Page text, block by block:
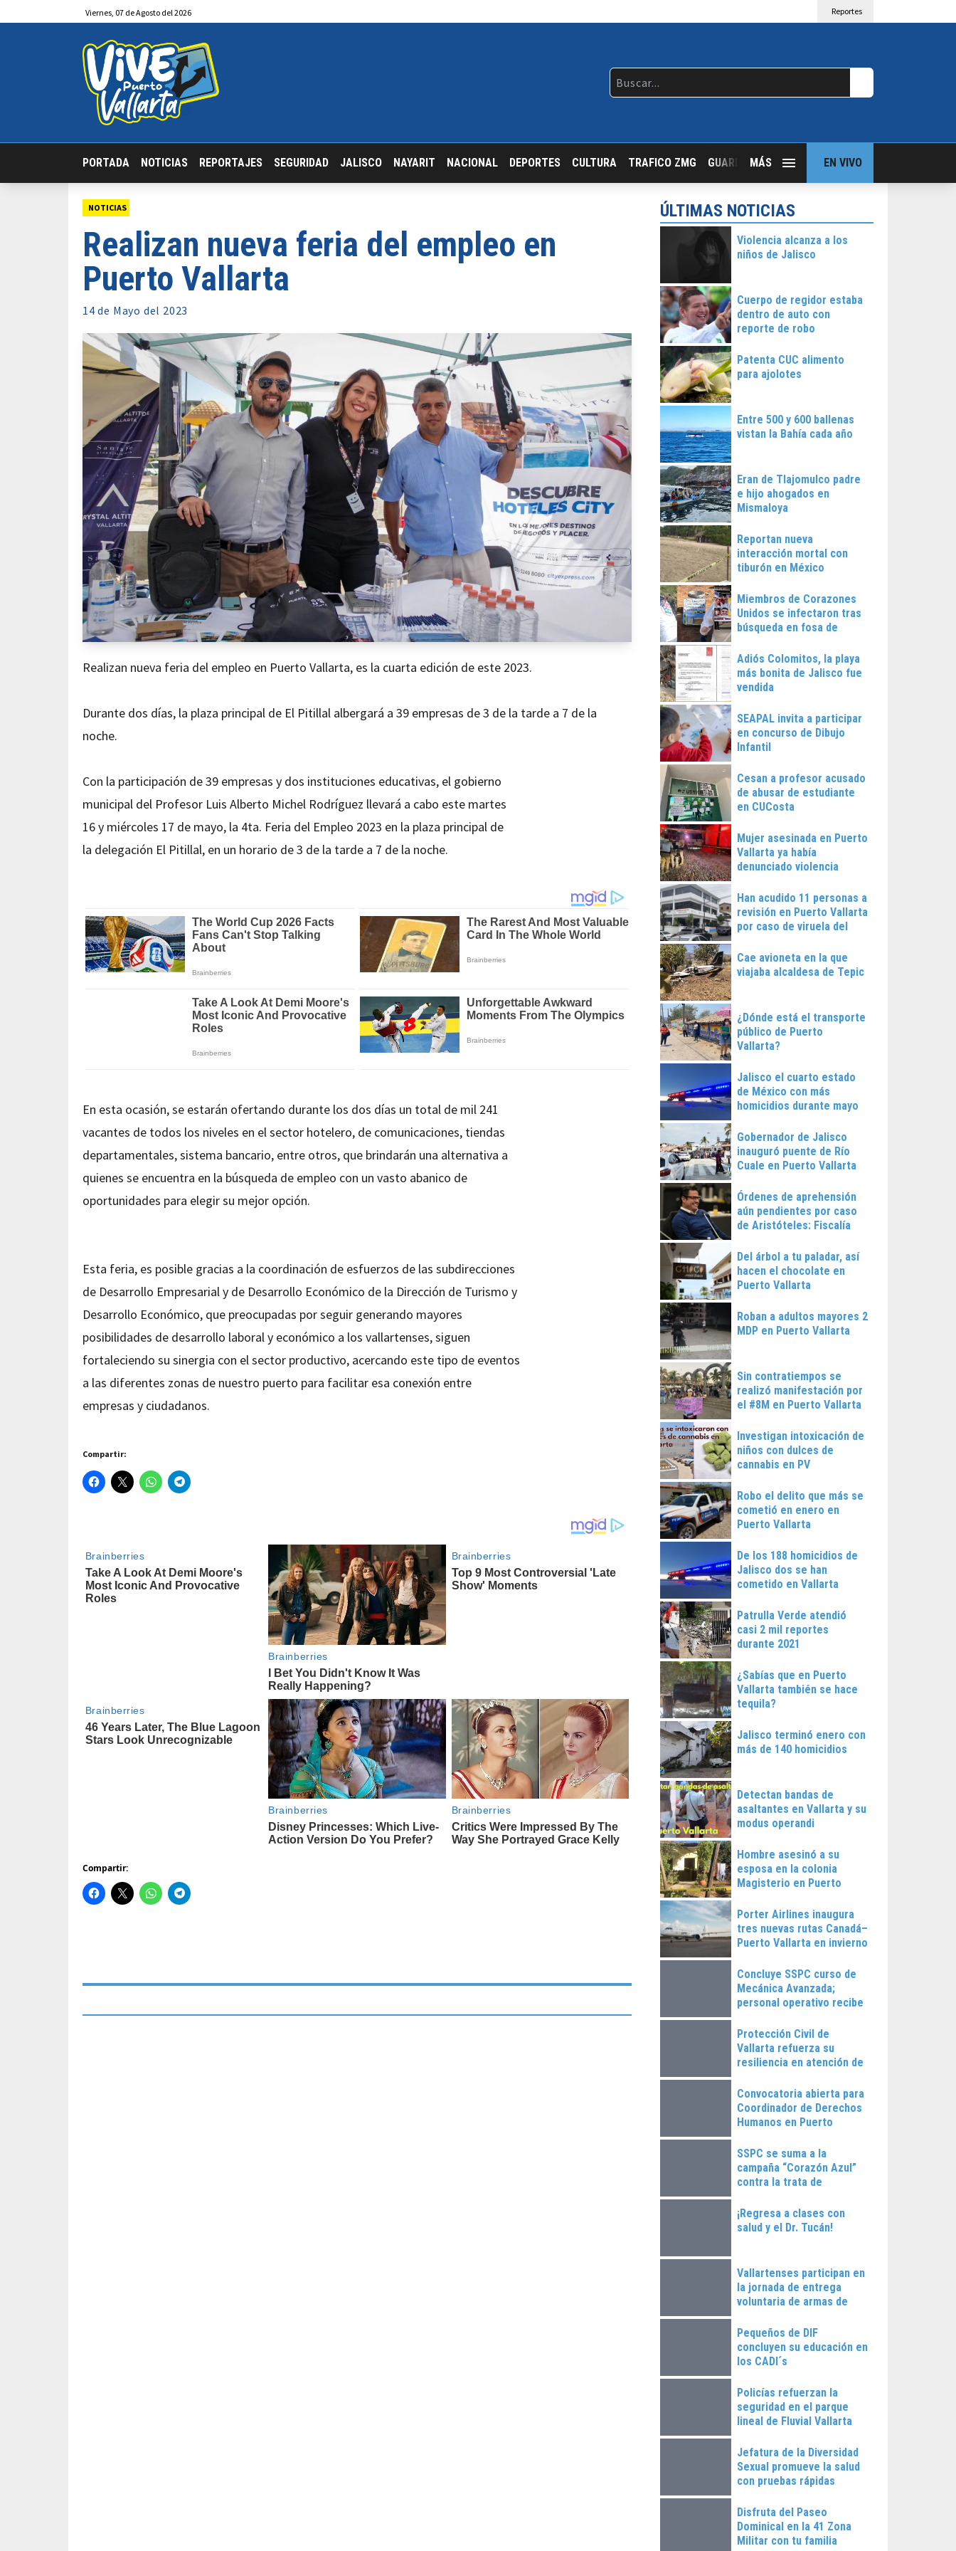
Viernes, 07 deAgosto del 2026 Reportes
PORTADA NOTICIAS REPORTAJES SEGURIDAD JALISCO NAYARIT NACIONAL DEPORTES CULTURA TRAFICO ZMG GUARDIA NOCTURNA GUADALAJARA FOLLOW
MÁS EN VIVO
NOTICIAS
Realizan nueva feria del empleo en
Puerto Vallarta
14 de Mayo del 2023
Realizan nueva feria del empleo en Puerto Vallarta, es la cuarta edición de este 2023.
Durante dos días, la plaza principal de El Pitillal albergará a 39 empresas de 3 de la tarde a 7 de la
noche.
Con la participación de 39 empresas y dos instituciones educativas, el gobierno
municipal del Profesor Luis Alberto Michel Rodríguez llevará a cabo este martes
16 y miércoles 17 de mayo, la 4ta. Feria del Empleo 2023 en la plaza principal de
la delegación El Pitillal, en un horario de 3 de la tarde a 7 de la noche.
En esta ocasión, se estarán ofertando durante los dos días un total de mil 241
vacantes de todos los niveles en el sector hotelero, de comunicaciones, tiendas
departamentales, sistema bancario, entre otros, que brindarán una alternativa a
quienes se encuentra en la búsqueda de empleo con un vasto abanico de
oportunidades para elegir su mejor opción.
Esta feria, es posible gracias a la coordinación de esfuerzos de las subdirecciones
de Desarrollo Empresarial y de Desarrollo Económico de la Dirección de Turismo y
Desarrollo Económico, que preocupadas por seguir generando mayores
posibilidades de desarrollo laboral y económico a los vallartenses, siguen
fortaleciendo su sinergia con el sector productivo, acercando este tipo de eventos
a las diferentes zonas de nuestro puerto para facilitar esa conexión entre
empresas y ciudadanos.
Compartir:
Compartir:
ÚLTIMAS NOTICIAS
Violencia alcanza a los
niños de Jalisco
Cuerpo de regidor estaba
dentro de auto con
reporte de robo
Patenta CUC alimento
para ajolotes
Entre 500 y 600 ballenas
vistan la Bahía cada año
Eran de Tlajomulco padre
e hijo ahogados en
Mismaloya
Reportan nueva
interacción mortal con
tiburón en México
Miembros de Corazones
Unidos se infectaron tras
búsqueda en fosa de
Adiós Colomitos, la playa
más bonita de Jalisco fue
vendida
SEAPAL invita a participar
en concurso de Dibujo
Infantil
Cesan a profesor acusado
de abusar de estudiante
en CUCosta
Mujer asesinada en Puerto
Vallarta ya había
denunciado violencia
Han acudido 11 personas a
revisión en Puerto Vallarta
por caso de viruela del
Cae avioneta en la que
viajaba alcaldesa de Tepic
¿Dónde está el transporte
público de Puerto
Vallarta?
Jalisco el cuarto estado
de México con más
homicidios durante mayo
Gobernador de Jalisco
inauguró puente de Río
Cuale en Puerto Vallarta
Órdenes de aprehensión
aún pendientes por caso
de Aristóteles: Fiscalía
Del árbol a tu paladar, así
hacen el chocolate en
Puerto Vallarta
Roban a adultos mayores 2
MDP en Puerto Vallarta
Sin contratiempos se
realizó manifestación por
el #8M en Puerto Vallarta
Investigan intoxicación de
niños con dulces de
cannabis en PV
Robo el delito que más se
cometió en enero en
Puerto Vallarta
De los 188 homicidios de
Jalisco dos se han
cometido en Vallarta
Patrulla Verde atendió
casi 2 mil reportes
durante 2021
¿Sabías que en Puerto
Vallarta también se hace
tequila?
Jalisco terminó enero con
más de 140 homicidios
Detectan bandas de
asaltantes en Vallarta y su
modus operandi
Hombre asesinó a su
esposa en la colonia
Magisterio en Puerto
Porter Airlines inaugura
tres nuevas rutas Canadá–
Puerto Vallarta en invierno
Concluye SSPC curso de
Mecánica Avanzada;
personal operativo recibe
Protección Civil de
Vallarta refuerza su
resiliencia en atención de
Convocatoria abierta para
Coordinador de Derechos
Humanos en Puerto
SSPC se suma a la
campaña “Corazón Azul”
contra la trata de
¡Regresa a clases con
salud y el Dr. Tucán!
Vallartenses participan en
la jornada de entrega
voluntaria de armas de
Pequeños de DIF
concluyen su educación en
los CADI´s
Policías refuerzan la
seguridad en el parque
lineal de Fluvial Vallarta
Jefatura de la Diversidad
Sexual promueve la salud
con pruebas rápidas
Disfruta del Paseo
Dominical en la 41 Zona
Militar con tu familia